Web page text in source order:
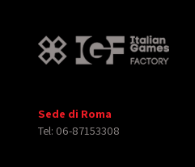
Sede di Roma
Tel: 06-87153308